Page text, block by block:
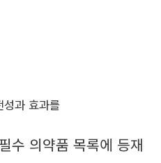
과 효과를
수 의약품 목록에 등재